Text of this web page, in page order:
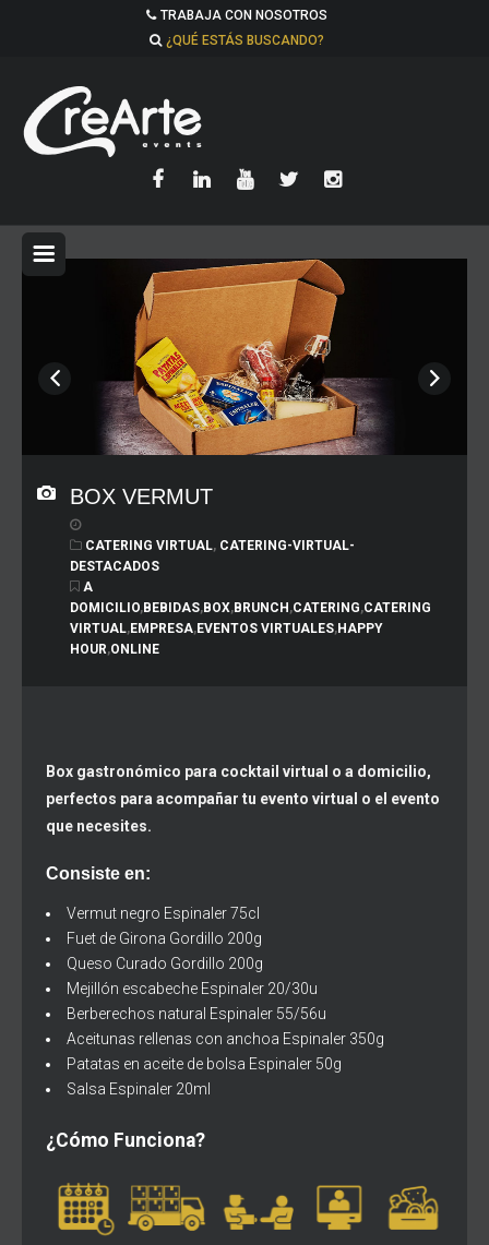
TRABAJA CON NOSOTROS
¿QUÉ ESTÁS BUSCANDO?
BOX VERMUT
CATERING VIRTUAL, CATERING-VIRTUAL-
DESTACADOS
A
DOMICILIO,BEBIDAS,BOX,BRUNCH ,CATERING,CATERING
VIRTUAL,EMPRESA,EVENTOS VIRTUALES,HAPPY
HOUR,ONLINE
Box gastronómico para cocktail virtual o a domicilio,
perfectos para acompañar tu evento virtual o el evento
que necesites.
Consiste en:
Vermut negro Espinaler 75cl
Fuet de Girona Gordillo 200g
Queso Curado Gordillo 200g
Mejillón escabeche Espinaler 20/30u
Berberechos natural Espinaler 55/56u
Aceitunas rellenas con anchoa Espinaler 350g
Patatas en aceite de bolsa Espinaler 50g
Salsa Espinaler 20ml
¿Cómo Funciona?